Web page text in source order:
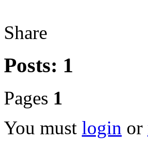
Share
Posts: 1
Pages 1
You must login or